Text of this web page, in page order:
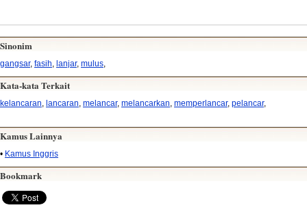
Sinonim
gangsar, fasih lanjar, mulus
Kata-kata Terkait
kelancaran, lancaran, melancar, melancarkan, memperlancar, pelancar,
Kamus Lainnya
• Kamus Inggris
Bookmark